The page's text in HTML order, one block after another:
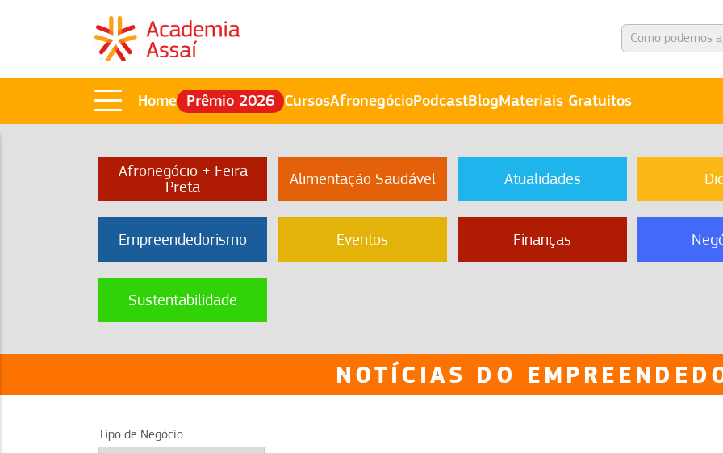
Home Prêmio 2026 CursosAfronegócioPodcastBlogMateriais Gratuitos
Afronegócio + Feira
Preta
Alimentação Saudável Atualidades
Empreendedorismo Eventos Finanças
Sustentabilidade
NOTÍCIAS DO
Tipo de Negócio